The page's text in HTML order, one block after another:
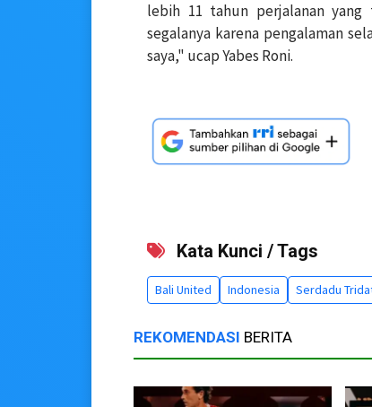
lebih 11 tahun perjalanan
segalanya karena pengalaman
saya," ucap Yabes Roni.
Kata Kunci / Tags
Bali United Indonesia Serdadu
REKOMENDASI BERITA